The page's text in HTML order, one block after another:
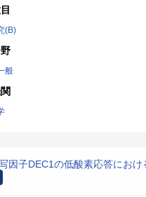
(B)
般
因子DEC1の低酸素応答におけ